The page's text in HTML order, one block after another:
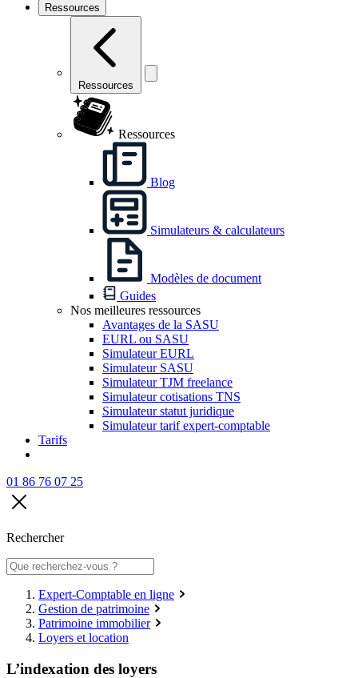
Ressources
Ressources
Ressources
Blog
Simulateurs & calculateurs
Modèles de document
Guides
Nos meilleures ressources
Avantages de la SASU
EURL ou SASU
Simulateur EURL
Simulateur SASU
Simulateur TJM freelance
Simulateur cotisations TNS
Simulateur statut juridique
Simulateur tarif expert-comptable
Tarifs
01 86 76 07 25
Rechercher
Expert-Comptable en ligne
Gestion de patrimoine
Patrimoine immobilier
Loyers et location
L’indexation des loyers